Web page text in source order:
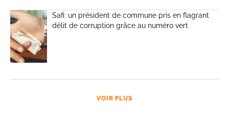
Safi: un président de commune pris en flagrant
délit de corruption grâce au numéro vert
VOIR PLUS